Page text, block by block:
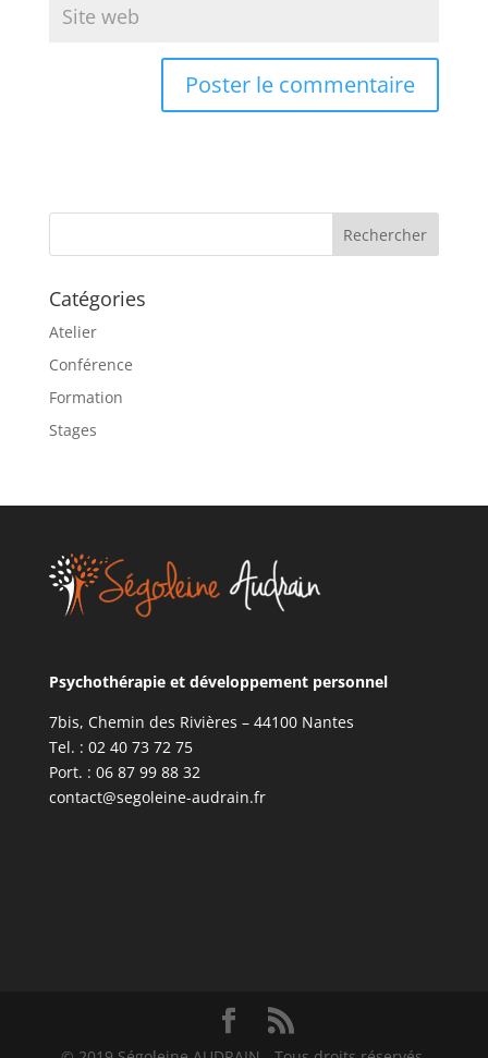
n
t
i
e
:
Catégories
Atelier
Conférence
Formation
Stages
Psychothérapie et développement personnel
7bis, Chemin des Rivières – 44100 Nantes
Tel. : 02 40 73 72 75
Port. : 06 87 99 88 32
contact@segoleine-audrain.fr